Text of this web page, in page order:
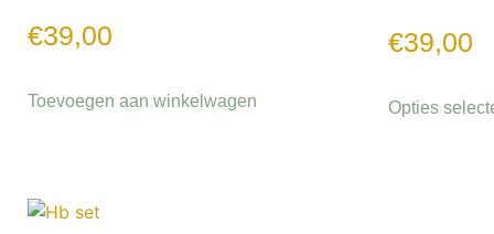
€39,00
Toevoegen aan winkelwagen
€39,00
Opties